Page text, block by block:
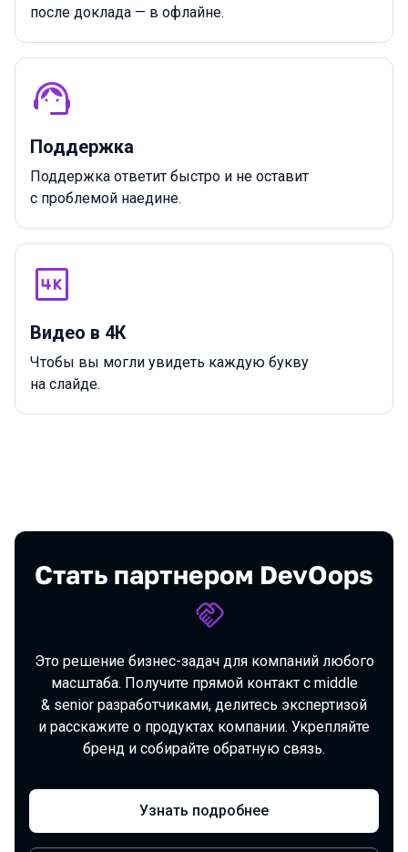
после доклада — в офлайне.
Поддержка
Поддержка ответит быстро и не оставит
с проблемой наедине.
Видео в 4К
Чтобы вы могли увидеть каждую букву
на слайде.
Стать партнером DevOops
Это решение бизнес-задач для компаний любого
масштаба. Получите прямой контакт с middle
& senior разработчиками, делитесь экспертизой
и расскажите о продуктах компании. Укрепляйте
бренд и собирайте обратную связь.
Узнать подробнее